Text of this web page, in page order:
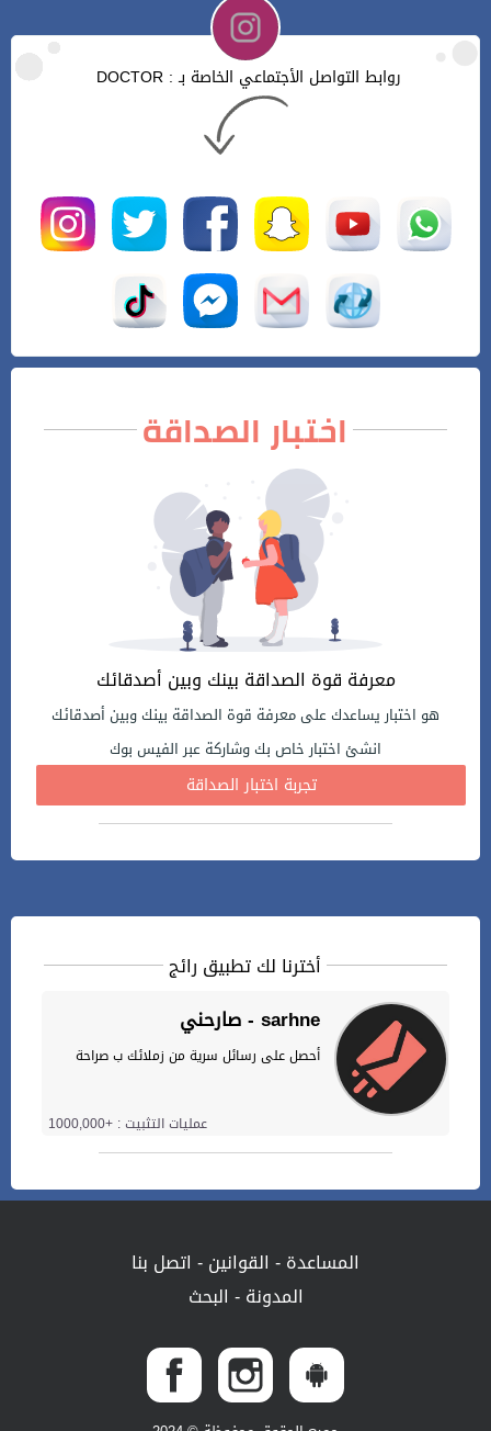
روابط التواصل الأجتماعي الخاصة بـ : DOCTOR
اختبار الصداقة
معرفة قوة الصداقة بينك وبين أصدقائك
هو اختبار يساعدك على معرفة قوة الصداقة بينك وبين أصدقائك
انشئ اختبار خاص بك وشاركة عبر الفيس بوك
تجربة اختبار الصداقة
أخترنا لك تطبيق رائج
صارحني - sarhne
أحصل على رسائل سرية من زملائك ب صراحة
عمليات التثبيت : +1000,000
المساعدة- القوانين- اتصل بنا
المدونة- البحث